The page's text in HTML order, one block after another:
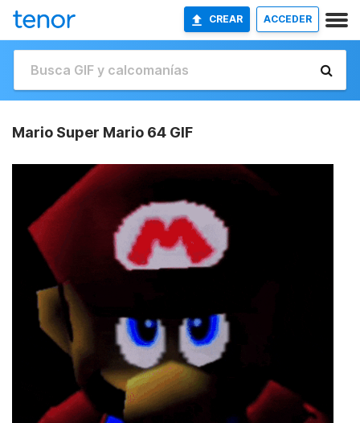
CREAR ACCEDER
Mario Super Mario 64 GIF